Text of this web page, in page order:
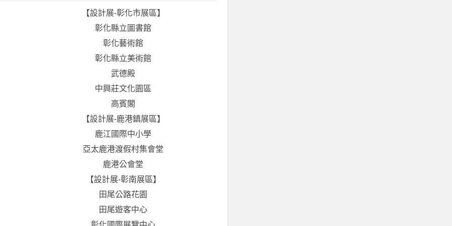
【設計展-彰化市展區】
彰化縣立圖書館
彰化藝術館
彰化縣立美術館
武德殿
中興莊文化園區
高賓閣
【設計展-鹿港鎮展區】
鹿江國際中小學
亞太鹿港渡假村集會堂
鹿港公會堂
【設計展-彰南展區】
田尾公路花園
田尾遊客中心